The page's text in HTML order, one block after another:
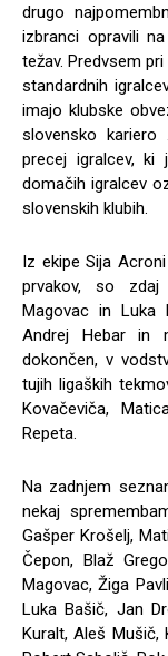
drugo
izbranci opravili
težav. Predvsem
standardnih
imajo klubske
slovensko
precej igralcev,
domačih igralcev
slovenskih klubih.
Iz ekipe Sija
prvakov, so zdaj
Magovac in Luka
Andrej Hebar in
dokončen, v
tujih ligaških
Kovačeviča,
Repeta.
Na zadnjem
nekaj
Gašper Krošelj,
Čepon, Blaž
Magovac, Žiga
Luka Bašič, Jan
Kuralt, Aleš Mušič,